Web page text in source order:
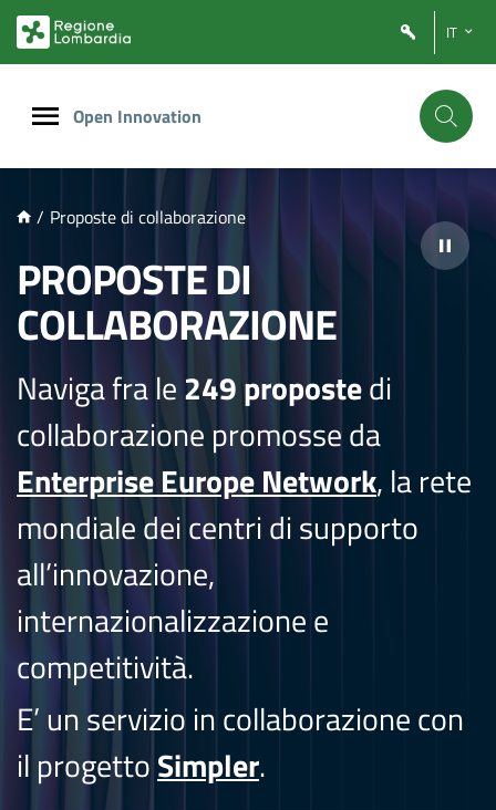
PRINCIPALE
IT
Open Innovation
/ Proposte di collaborazione
PROPOSTE DI
COLLABORAZIONE
Naviga fra le249 propostedi
collaborazione promosse da
Enterprise Europe Network, la rete
mondiale dei centri di supporto
all’innovazione,
internazionalizzazione e
competitività.
E’ un servizio in collaborazione con
il progettoSimpler.